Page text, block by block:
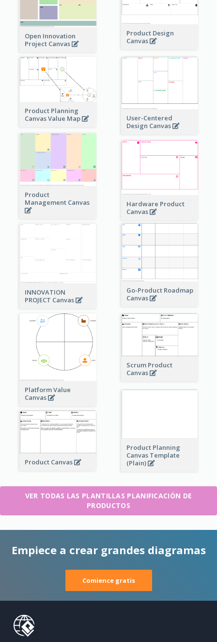
Open Innovation
Project Canvas
Product Design
Canvas
Product Planning
Canvas Value Map
User-Centered
Design Canvas
Product
Management Canvas
Hardware Product
Canvas
INNOVATION
PROJECT Canvas
Go-Product Roadmap
Canvas
Platform Value
Canvas
Scrum Product
Canvas
Product Planning
Canvas Template
(Plain)
Product Canvas
VER TODAS LAS PLANTILLAS PLANIFICACIÓN DE
PRODUCTOS
Empiece a crear grandes diagramas
Comience gratis